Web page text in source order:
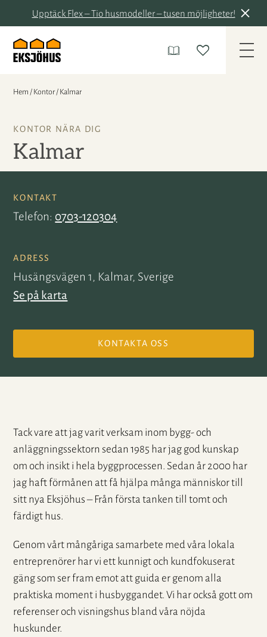
Upptäck Flex – Tio husmodeller – tusen möjligheter!
Hem / Kontor / Kalmar
KONTOR NÄRA DIG
Kalmar
Tack vare att jag varit verksam inom bygg- och
anläggningssektorn sedan 1985 har jag god kunskap
om och insikt i hela byggprocessen. Sedan år 2000 har
jag haft förmånen att få hjälpa många människor till
sitt nya Eksjöhus – Från första tanken till tomt och
färdigt hus.
Genom vårt mångåriga samarbete med våra lokala
entreprenörer har vi ett kunnigt och kundfokuserat
gäng som ser fram emot att guida er genom alla
praktiska moment i husbyggandet. Vi har också gott om
referenser och visningshus bland våra nöjda
huskunder.
KONTAKT
Telefon 0703-120304
ADRESS
Husängsvägen 1, Kalmar, Sverige
Se på karta
KONTAKTA OSS